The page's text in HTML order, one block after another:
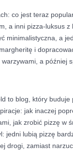
co jest teraz
a inni pizza-luksus z
minimalistyczna, a
i
a później
to blog, który
jak inaczej
jak zrobić pizzę w
jedni lubią pizzę
drogi, zamiast